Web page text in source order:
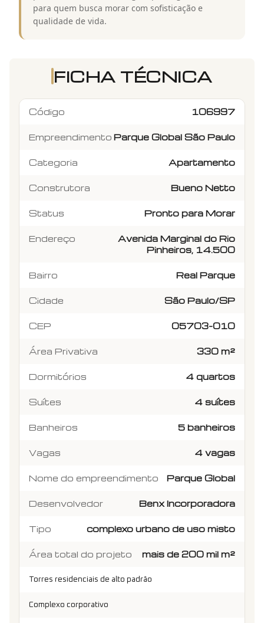
para quem busca morar com sofisticação e
qualidade de vida.
FICHA TÉCNICA
Código 106997
Empreendimento Parque Global São Paulo
Categoria Apartamento
Construtora Bueno Netto
Status Pronto para Morar
Endereço
Avenida Marginal do Rio
Pinheiros, 14.500
Bairro Real Parque
Cidade São Paulo/SP
CEP 05703-010
Área Privativa 330 m²
Dormitórios 4 quartos
Suítes 4 suítes
Banheiros 5 banheiros
Vagas 4 vagas
Nome do empreendimento Parque Global
Desenvolvedor Benx Incorporadora
Tipo complexo urbano de uso misto
Área total do projeto mais de 200 mil m²
Torres residenciais de alto padrão
Complexo corporativo